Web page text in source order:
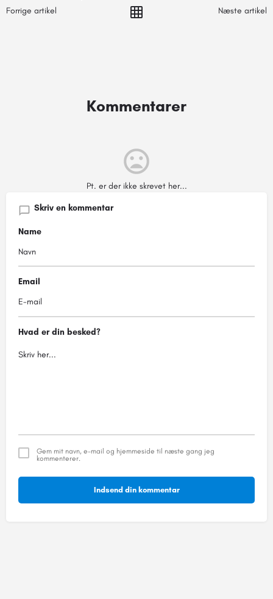
Forrige artikel Næste artikel
Kommentarer
Pt. er der ikke skrevet her...
Skriv en kommentar
Name
Email
Hvad er din besked?
Gem mit navn, e-mail og hjemmeside til næste gang jeg
kommenterer.
Indsend din kommentar